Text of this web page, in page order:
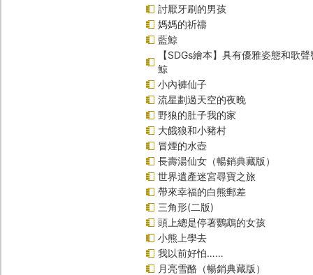
討厭牙刷的男孩
媽媽的祈禱
藍鯨
【SDGs繪本】具有優雅姿態和歌
鯨
小內褲仙子
流星劃過天空的夜晚
野狼的肚子我的家
大餓狼和小豬村
冒煙的水壺
長壽湯仙女（暢銷典藏版）
世界遺產迷宮尋寶之旅
帶來幸福的白熊郵差
三角形(二版)
頭上總是停著鸚鵡的女孩
小熊上學去
我以前好怕……
月亮雪酪（暢銷典藏版）